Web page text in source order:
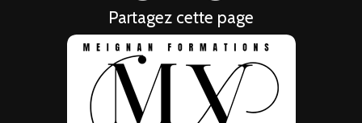
Formations
sur
Facebook
sur
Instagram
Partagez cette page